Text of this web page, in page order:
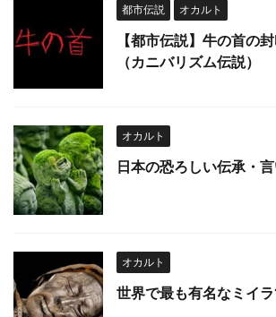
都市伝説 オカルト
【都市伝説】牛の首の
（カニバリズム伝説）
オカルト
日本の恐ろしい伝承・
オカルト
世界で最も有名なミイ